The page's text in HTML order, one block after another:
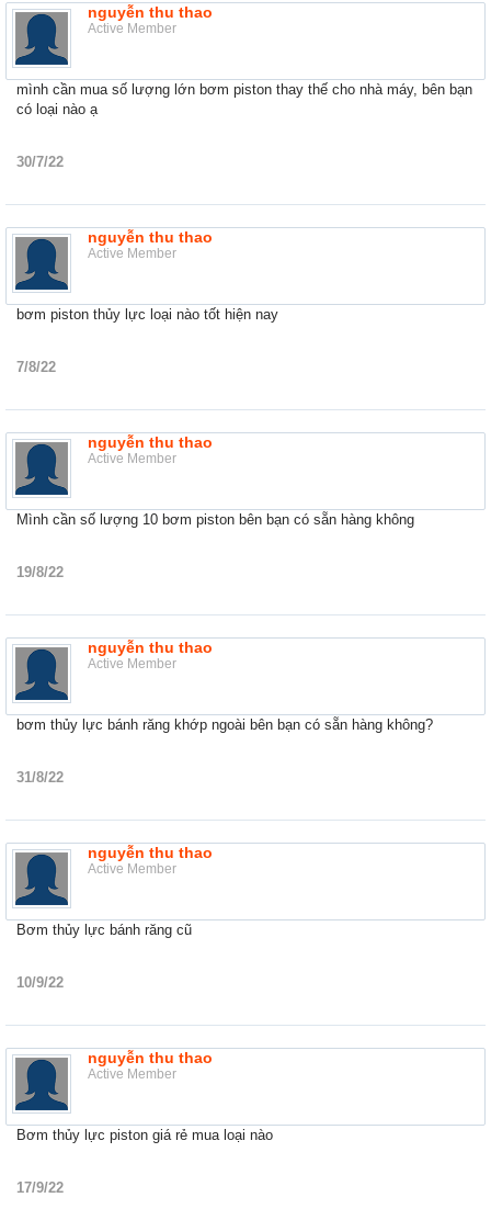
nguyễn thu thao
Active Member
mình cần mua số lượng lớn bơm piston thay thế cho nhà máy, bên bạn
có loại nào ạ
30/7/22
nguyễn thu thao
Active Member
bơm piston thủy lực loại nào tốt hiện nay
7/8/22
nguyễn thu thao
Active Member
Mình cần số lượng 10 bơm piston bên bạn có sẵn hàng không
19/8/22
nguyễn thu thao
Active Member
bơm thủy lực bánh răng khớp ngoài bên bạn có sẵn hàng không?
31/8/22
nguyễn thu thao
Active Member
Bơm thủy lực bánh răng cũ
10/9/22
nguyễn thu thao
Active Member
Bơm thủy lực piston giá rẻ mua loại nào
17/9/22